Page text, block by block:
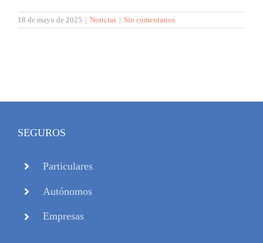
18 de mayo de 2025 | Noticias | Sin comentarios
SEGUROS
Particulares
Autónomos
Empresas